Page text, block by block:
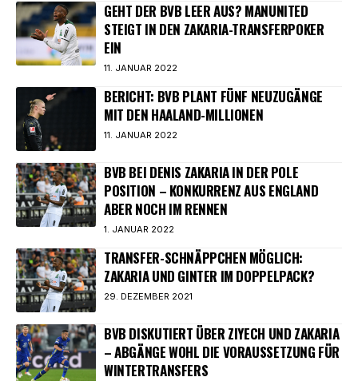
GEHT DER BVB LEER AUS? MANUNITED
STEIGT IN DEN ZAKARIA-TRANSFERPOKER
EIN
11. JANUAR 2022
BERICHT: BVB PLANT FÜNF NEUZUGÄNGE
MIT DEN HAALAND-MILLIONEN
11. JANUAR 2022
BVB BEI DENIS ZAKARIA IN DER POLE
POSITION – KONKURRENZ AUS ENGLAND
ABER NOCH IM RENNEN
1. JANUAR 2022
TRANSFER-SCHNÄPPCHEN MÖGLICH:
ZAKARIA UND GINTER IM DOPPELPACK?
29. DEZEMBER 2021
BVB DISKUTIERT ÜBER ZIYECH UND ZAKARIA
– ABGÄNGE WOHL DIE VORAUSSETZUNG FÜR
WINTERTRANSFERS